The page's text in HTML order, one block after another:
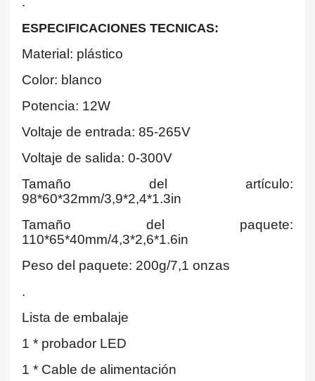
ESPECIFICACIONES TECNICAS:
Material: plástico
Color: blanco
Potencia: 12W
Voltaje de entrada: 85-265V
Voltaje de salida: 0-300V
Tamaño del artículo:
98*60*32mm/3,9*2,4*1.3in
Tamaño del paquete:
110*65*40mm/4,3*2,6*1.6in
Peso del paquete: 200g/7,1 onzas
.
Lista de embalaje
1 * probador LED
1 * Cable de alimentación